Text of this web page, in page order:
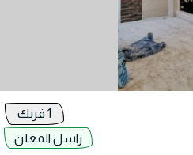
راسل المعلن